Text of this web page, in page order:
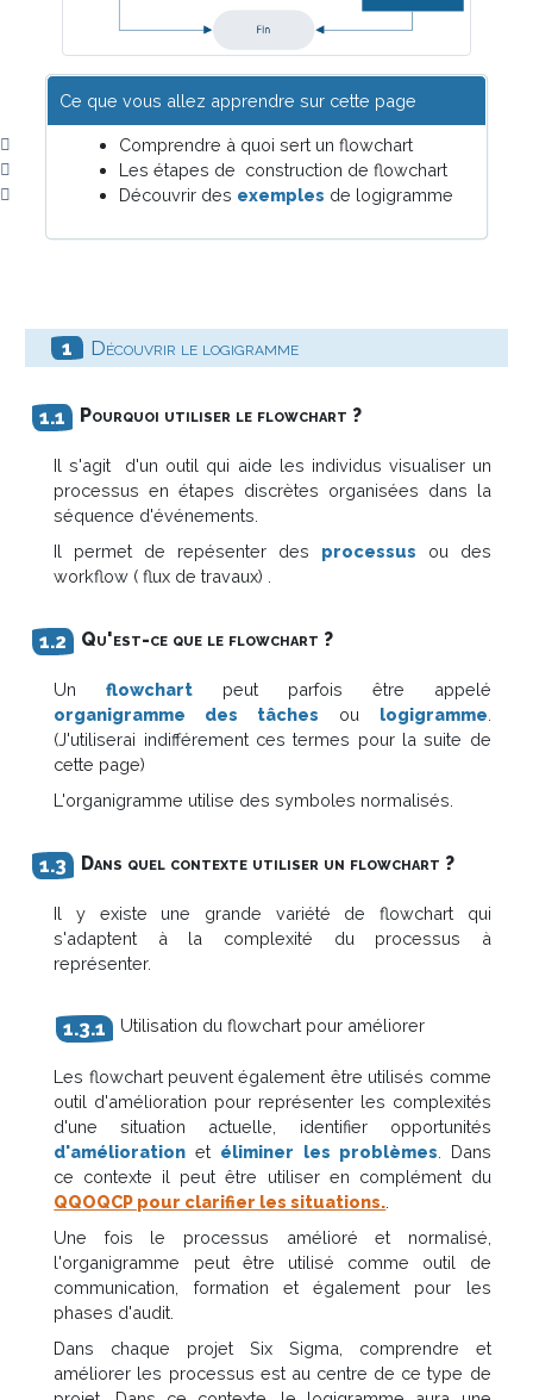
Ce que vous allez apprendre sur cette page
Comprendre à quoi sert un flowchart
Les étapes de construction de flowchart
Découvrir des exemples de logigramme
Découvrir le logigramme
Pourquoi utiliser le flowchart ?
Il s'agit d'un outil qui aide les individus visualiser un
processus en étapes discrètes organisées dans la
séquence d'événements.
Il permet de repésenter des processus ou des
workflow ( flux de travaux) .
Qu'est-ce que le flowchart ?
Unflowchart peut parfois être appelé
organigramme des tâches ou logigramme
(J'utiliserai indifférement ces termes pour la suite de
cette page)
L'organigramme utilise des symboles normalisés.
Dans quel contexte utiliser un flowchart ?
Il y existe une grande variété de flowchart qui
s'adaptent à la complexité du processus à
représenter.
Utilisation du flowchart pour améliorer
Les flowchart peuvent également être utilisés comme
outil d'amélioration pour représenter les complexités
d'une situation actuelle, identifier opportunités
d'amélioration et éliminer les problèmes . Dans
ce contexte il peut être utiliser en complément du
QQOQCP pour clarifier les situations.
Une fois le processus amélioré et normalisé,
l'organigramme peut être utilisé comme outil de
communication, formation et également pour les
phases d'audit.
Dans chaque projet Six Sigma, comprendre et
améliorer les processus est au centre de ce type de